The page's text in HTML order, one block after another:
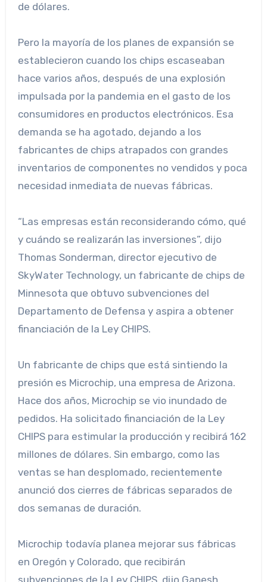
de dólares.
Pero la mayoría de los planes de expansión se
establecieron cuando los chips escaseaban
hace varios años, después de una explosión
impulsada por la pandemia en el gasto de los
consumidores en productos electrónicos. Esa
demanda se ha agotado, dejando a los
fabricantes de chips atrapados con grandes
inventarios de componentes no vendidos y poca
necesidad inmediata de nuevas fábricas.
“Las empresas están reconsiderando cómo, qué
y cuándo se realizarán las inversiones”, dijo
Thomas Sonderman, director ejecutivo de
SkyWater Technology, un fabricante de chips de
Minnesota que obtuvo subvenciones del
Departamento de Defensa y aspira a obtener
financiación de la Ley CHIPS.
Un fabricante de chips que está sintiendo la
presión es Microchip, una empresa de Arizona.
Hace dos años, Microchip se vio inundado de
pedidos. Ha solicitado financiación de la Ley
CHIPS para estimular la producción y recibirá 162
millones de dólares. Sin embargo, como las
ventas se han desplomado, recientemente
anunció dos cierres de fábricas separados de
dos semanas de duración.
Microchip todavía planea mejorar sus fábricas
en Oregón y Colorado, que recibirán